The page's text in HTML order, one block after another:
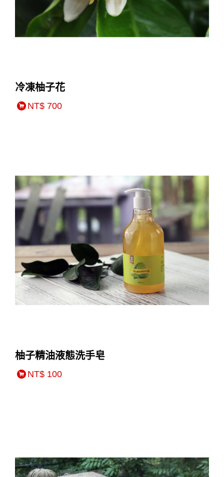
冷凍柚子花
NT$ 700
柚子精油液態洗手皂
NT$ 100